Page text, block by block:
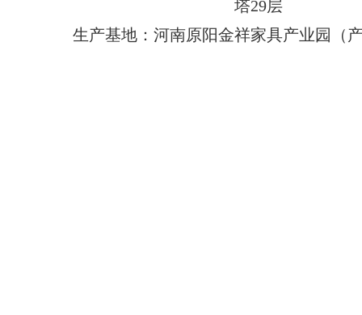
塔29层
生产基地：河南原阳金祥家具产业园（